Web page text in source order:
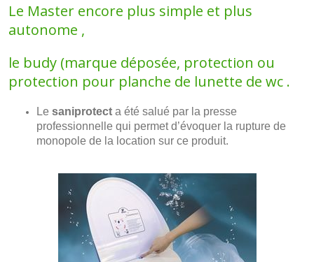
Le Master encore plus simple et plus
autonome ,
le budy (marque déposée, protection ou
protection pour planche de lunette de wc .
Le saniprotect a été salué par la presse
professionnelle qui permet d’évoquer la rupture de
monopole de la location sur ce produit.